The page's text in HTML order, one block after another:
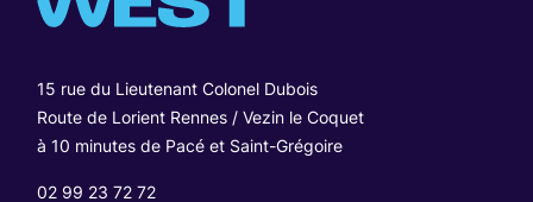
15 rue du Lieutenant Colonel Dubois
Route de Lorient Rennes / Vezin le Coquet
à 10 minutes de Pacé et Saint-Grégoire
02 99 23 72 72